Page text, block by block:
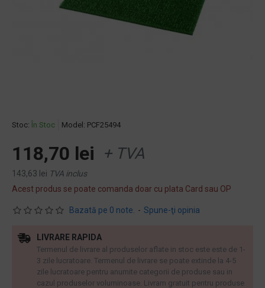
Stoc: În Stoc Model: PCF25494
Bazată pe 0 note. - Spune-ţi opinia
118,70 lei + TVA
143,63 lei TVA inclus
Acest produs se poate comanda doar cu plata Card sau OP
LIVRARE RAPIDA
Termenul de livrare al produselor aflate in stoc este este de 1-
3 zile lucratoare. Termenul de livrare se poate extinde la 4-5
zile lucratoare pentru anumite categorii de produse sau in
cazul produselor voluminoase. Livram gratuit pentru produse